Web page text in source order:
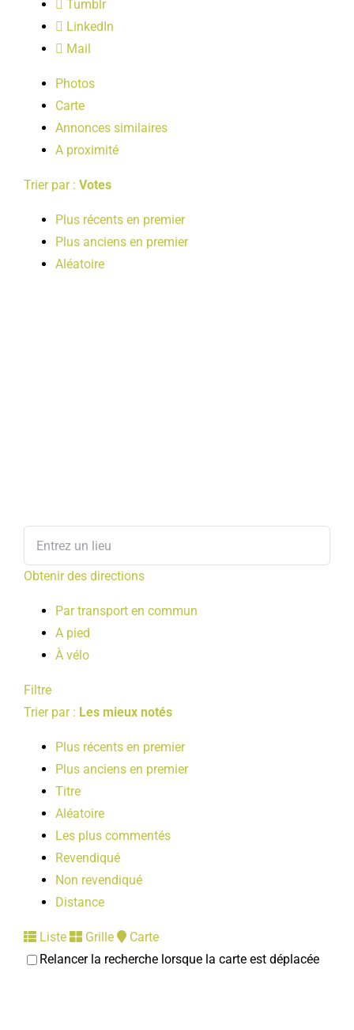
Tumblr
LinkedIn
Mail
Photos
Carte
Annonces similaires
A proximité
Trier par : Votes
Plus récents en premier
Plus anciens en premier
Aléatoire
Obtenir des directions
Par transport en commun
A pied
À vélo
Filtre
Trier par : Les mieux notés
Plus récents en premier
Plus anciens en premier
Titre
Aléatoire
Les plus commentés
Revendiqué
Non revendiqué
Distance
Liste Grille
Carte
Relancer la recherche lorsque la carte est déplacée